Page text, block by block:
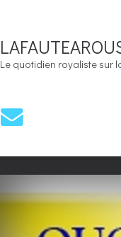
Le quotidien royaliste sur